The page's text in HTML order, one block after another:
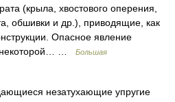
(крыла, хвостового оперения,
обшивки и др.), приводящие, как
Опасное явление
некоторой… …
Большая
незатухающие упругие